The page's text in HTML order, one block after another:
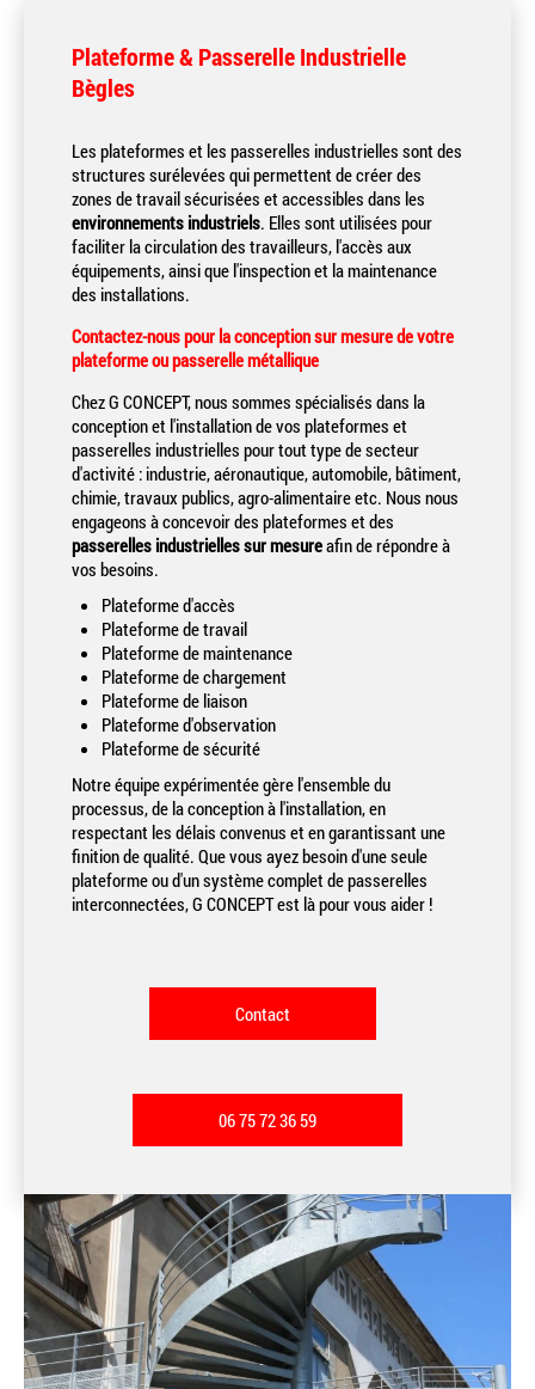
Plateforme & Passerelle Industrielle
Bègles
Les plateformes et les passerelles industrielles sont des
structures surélevées qui permettent de créer des
zones de travail sécurisées et accessibles dans les
environnements industriels. Elles sont utilisées pour
faciliter la circulation des travailleurs, l'accès aux
équipements, ainsi que l'inspection et la maintenance
des installations.
Contactez-nous pour la conception sur mesure de votre
plateforme ou passerelle métallique
Chez G CONCEPT, nous sommes spécialisés dans la
conception et l'installation de vos plateformes et
passerelles industrielles pour tout type de secteur
d'activité : industrie, aéronautique, automobile, bâtiment,
chimie, travaux publics,agro-alimentaire etc. Nous nous
engageons à concevoir des plateformes et des
passerelles industrielles sur mesureafin de répondre à
vos besoins.
Plateforme d'accès
Plateforme de travail
Plateforme de maintenance
Plateforme de chargement
Plateforme de liaison
Plateforme d'observation
Plateforme de sécurité
Notre équipe expérimentée gère l'ensemble du
processus, de la conception à l'installation, en
respectant les délais convenus et en garantissant une
finition de qualité. Que vous ayez besoin d'une seule
plateforme ou d'un système complet de passerelles
interconnectées, G CONCEPT est là pour vous aider !
Contact
06 75 72 36 59